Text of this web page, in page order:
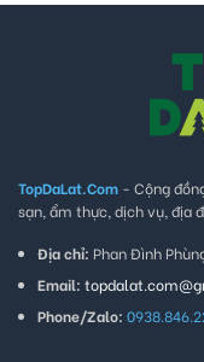
TopDaLat.Com - Cộng
sạn, ẩm thực, dịch vụ, địa
Địa chỉ: Phan Đình
Email:
Phone/Zalo: